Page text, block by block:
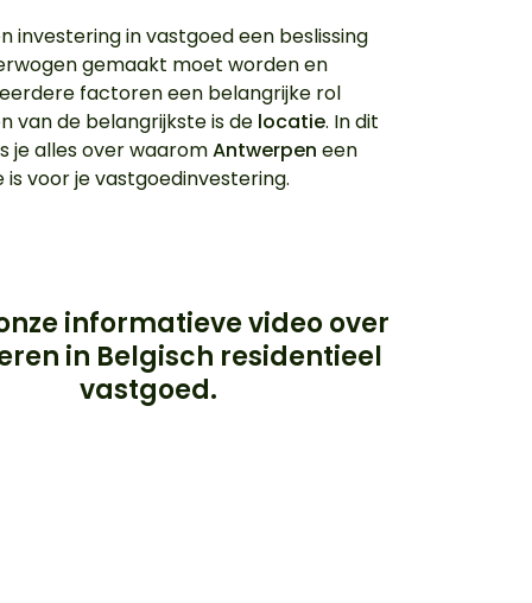
investering in vastgoed een beslissing
gemaakt moet worden en
factoren een belangrijke rol
van de belangrijkste is de locatie. In dit
je alles over waaromAntwerpeneen
voor je vastgoedinvestering.
informatieve video over
in Belgisch residentieel
vastgoed.